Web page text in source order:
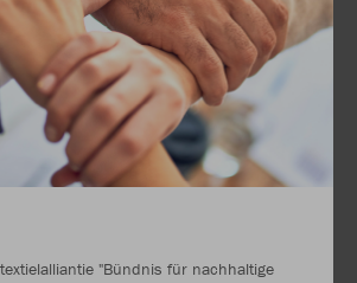
"Bündnis für nachhaltige